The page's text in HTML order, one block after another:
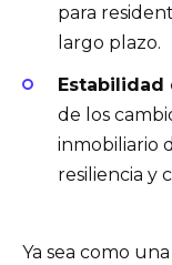
para
largo plazo.
Estabilidad
de los
inmobiliario
resiliencia y
Ya sea como